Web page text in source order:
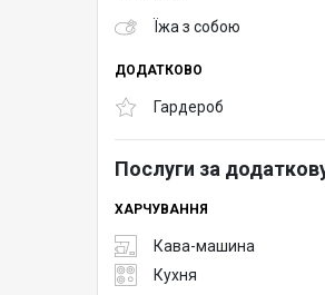
Їжа з собою
ДОДАТКОВО
Гардероб
Послуги за
ХАРЧУВАННЯ
Кава-машина
Кухня